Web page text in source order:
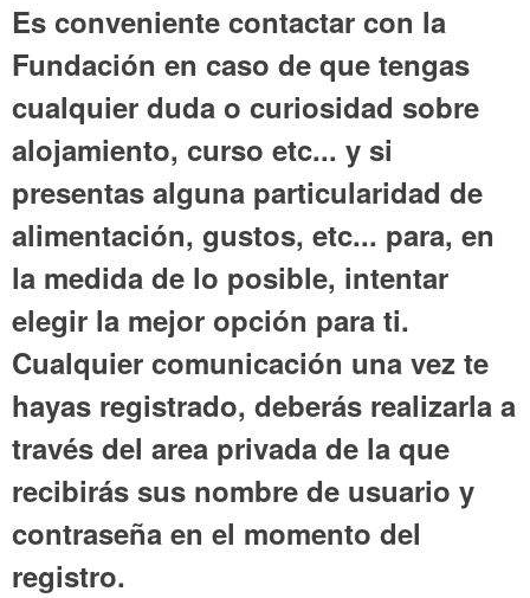
Es conveniente contactar con la
Fundación en caso de que tengas
cualquier duda o curiosidad sobre
alojamiento, curso etc... y si
presentas alguna particularidad de
alimentación, gustos, etc... para, en
la medida de lo posible, intentar
elegir la mejor opción para ti.
Cualquier comunicación una vez te
hayas registrado, deberás realizarla a
través del area privada de la que
recibirás sus nombre de usuario y
contraseña en el momento del
registro.